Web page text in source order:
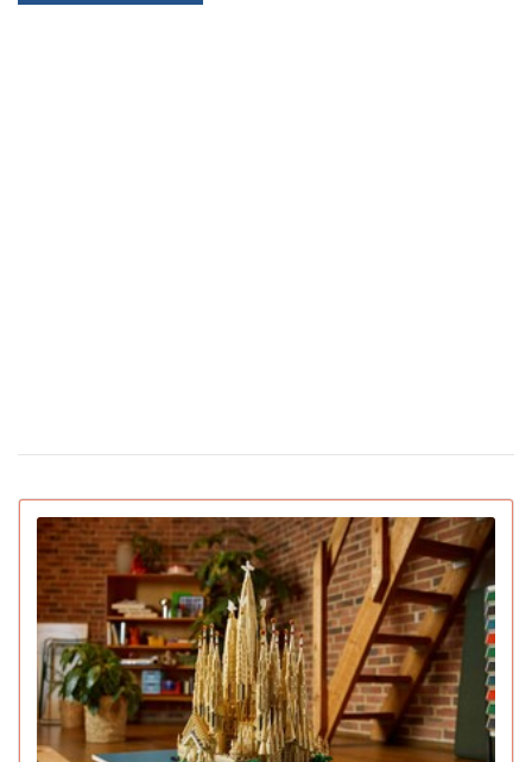
15 вмираючих професій, яким загрожує
16 грудня 16:22
Pantone назвав головний колір 2026 року:
символізує спокій (відео)
15 грудня 14:31
Deep Plane Facelift: новий б'юті-фаворит
українських зірок і не тільки
10 грудня 17:33 Pornhub підбив підсумки року: Україна в
топ-20 за переглядами
04 грудня 15:38 YouTube оголосив підсумки 2025 року:
найкращий блогер, подкаст, найпопулярніша тема та
музика